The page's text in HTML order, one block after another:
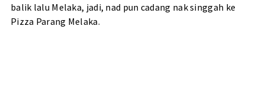
balik lalu Melaka, jadi, nad pun cadang nak singgah ke
Pizza Parang Melaka.